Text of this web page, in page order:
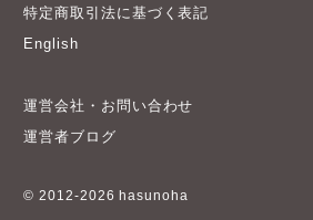
特定商取引法に基づく表記
English
運営会社・お問い合わせ
運営者ブログ
© 2012-2026 hasunoha